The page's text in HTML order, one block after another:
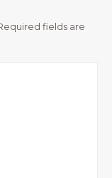
fields are